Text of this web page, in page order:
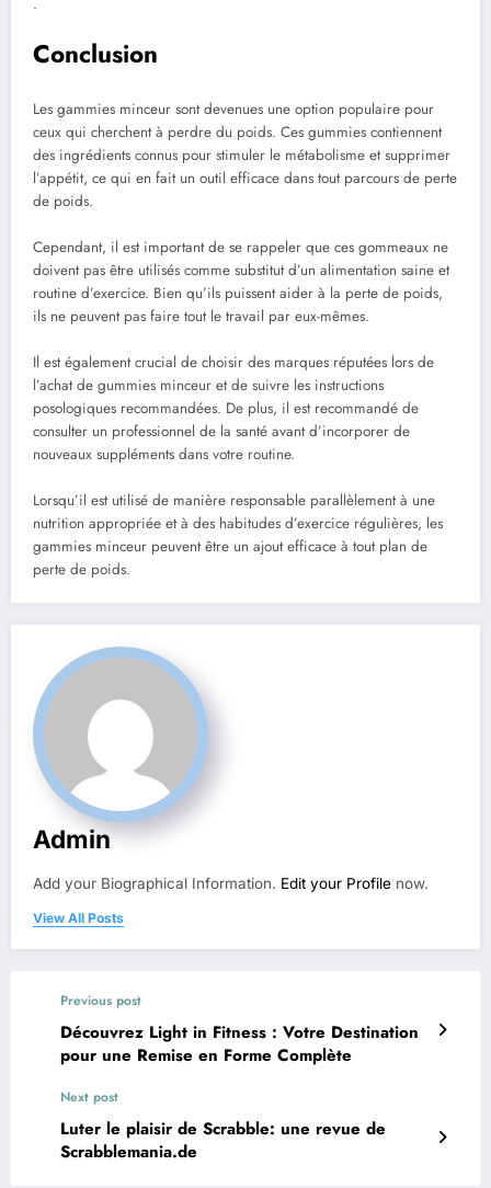
Conclusion
Les gammies minceur sont devenues une option populaire pour
ceux qui cherchent à perdre du poids. Ces gummies contiennent
des ingrédients connus pour stimuler le métabolisme et supprimer
l’appétit, ce qui en fait un outil efficace dans tout parcours de perte
de poids.
Cependant, il est important de se rappeler que ces gommeaux ne
doivent pas être utilisés comme substitut d’un alimentation saine et
routine d’exercice. Bien qu’ils puissent aider à la perte de poids,
ils ne peuvent pas faire tout le travail par eux-mêmes.
Il est également crucial de choisir des marques réputées lors de
l’achat de gummies minceur et de suivre les instructions
posologiques recommandées. De plus, il est recommandé de
consulter un professionnel de la santé avant d’incorporer de
nouveaux suppléments dans votre routine.
Lorsqu’il est utilisé de manière responsable parallèlement à une
nutrition appropriée et à des habitudes d’exercice régulières, les
gammies minceur peuvent être un ajout efficace à tout plan de
perte de poids.
Admin
Add your Biographical Information. Edit your Profile now.
View All Posts
Previous post
Découvrez Light in Fitness : Votre Destination
pour une Remise en Forme Complète
Next post
Luter le plaisir de Scrabble: une revue de
Scrabblemania.de